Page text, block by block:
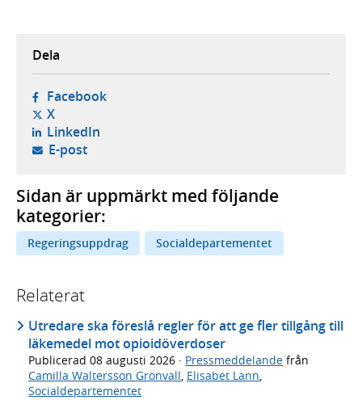
Dela
Facebook- öppnas i ny flik, extern webbplats,
X- öppnas i ny flik, extern webbplats,
LinkedIn- öppnas i ny flik, extern webbplats,
E-post- öppnar din e-postklient,
Sidan är uppmärkt med följande
kategorier:
Regeringsuppdrag Socialdepartementet
Relaterat
Utredare ska föreslå regler för att ge fler tillgång till
läkemedel mot opioidöverdoser
Publicerad 08 augusti 2026 · Pressmeddelande från
Camilla Waltersson Grönvall, Elisabet Lann,
Socialdepartementet